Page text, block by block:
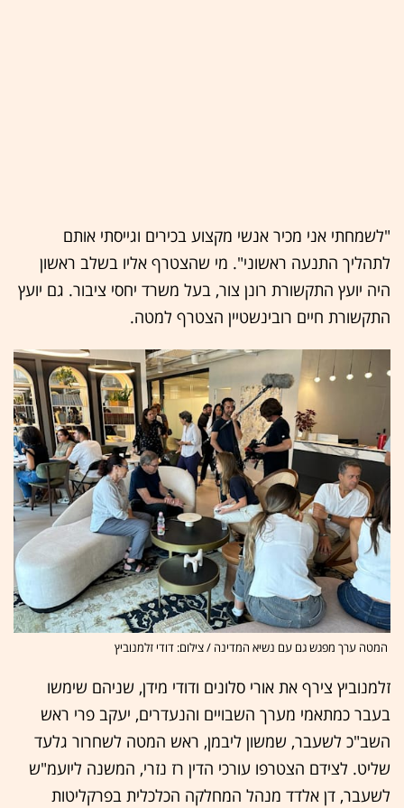
"לשמחתי אני מכיר אנשי מקצוע בכירים וגייסתי אותם
לתהליך התנעה ראשוני". מי שהצטרף אליו בשלב ראשון
היה יועץ התקשורת רונן צור, בעל משרד יחסי ציבור. גם יועץ
התקשורת חיים רובינשטיין הצטרף למטה.
המטה ערך מפגש גם עם נשיא המדינה / צילום: דודי זלמנוביץ
זלמנוביץ צירף את אורי סלונים ודודי מידן, שניהם שימשו
בעבר כמתאמי מערך השבויים והנעדרים, יעקב פרי ראש
השב"כ לשעבר, שמשון ליבמן, ראש המטה לשחרור גלעד
שליט. לצידם הצטרפו עורכי הדין רז נזרי, המשנה ליועמ"ש
לשעבר, דן אלדד מנהל המחלקה הכלכלית בפרקליטות